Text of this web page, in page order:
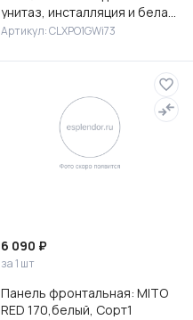
унитаз, инсталляция и белая
клавиша смыва, Клауд Икс
Артикул: CLXPO1GWi73
6 090 ₽
за 1 шт
Панель фронтальная: MITO
RED 170,белый, Сорт1